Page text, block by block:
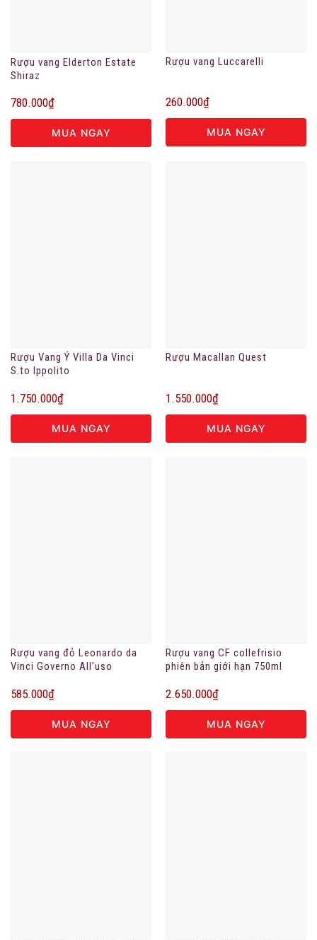
Rượu vang Elderton Estate
Shiraz
780.000₫
MUA NGAY
Rượu vang Luccarelli
260.000₫
MUA NGAY
Rượu Vang Ý Villa Da Vinci
S.to Ippolito
1.750.000₫
MUA NGAY
Rượu Macallan Quest
1.550.000₫
MUA NGAY
Rượu vang đỏ Leonardo da
Vinci Governo All’uso
585.000₫
MUA NGAY
Rượu vang CF collefrisio
phiên bản giới hạn 750ml
2.650.000₫
MUA NGAY